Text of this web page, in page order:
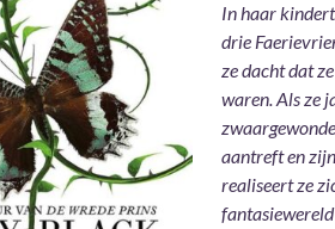
In haar
drie
ze dacht dat
waren. Als ze
aantreft en
realiseert ze